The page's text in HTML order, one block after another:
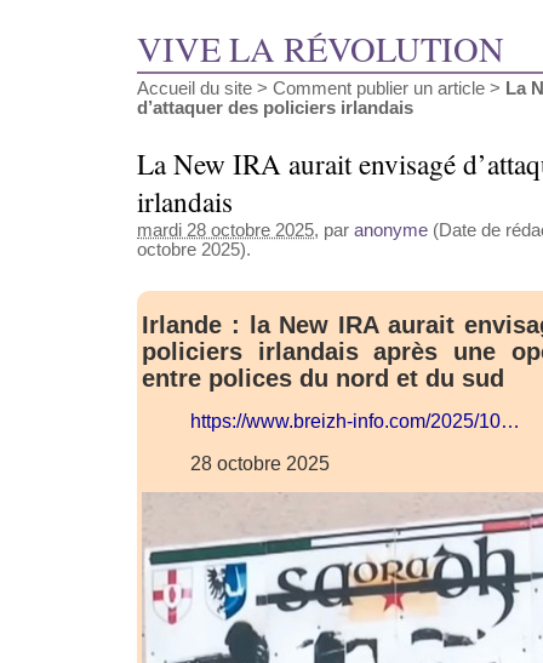
VIVE LA RÉVOLUTION
Accueil du site > Comment publier un article > La
d’attaquer des policiers irlandais
La New IRA aurait envisagé
irlandais
mardi 28 octobre 2025, par anonyme (Date de
octobre 2025).
Irlande : la New IRA aurait
policiers irlandais après une
entre polices du nord et du sud
https://www.breizh-info.com/2025/10…
28 octobre 2025